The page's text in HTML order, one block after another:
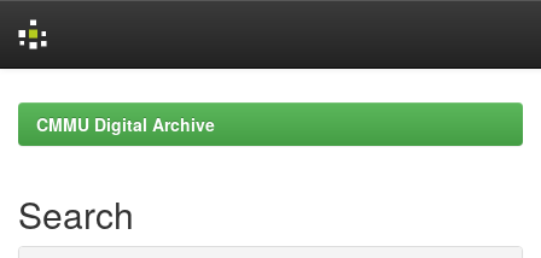
navigationCMMU Digital Archive
Search